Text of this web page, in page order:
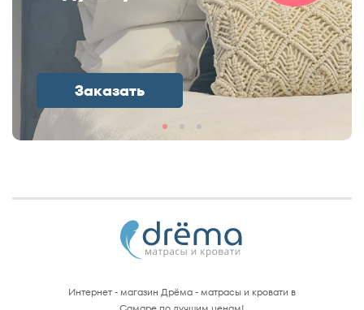
Заказать
Интернет - магазин Дрёма - матрасы и кровати в